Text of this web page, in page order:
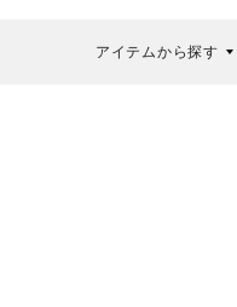
アイテムから探す